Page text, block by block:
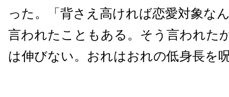
った。「背さえ高ければ恋愛対象な
言われたこともある。そう言われた
は伸びない。おれはおれの低身長を